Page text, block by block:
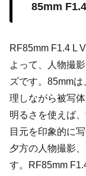
85mm
RF85mm F1.4 L
よって、人物撮
ズです。85mm
理しながら被写
明るさを使えば
目元を印象的に
夕方の人物撮影
す。RF85mm